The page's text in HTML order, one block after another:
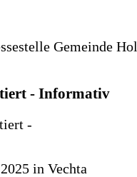
Gemeinde
- Informativ
in Vechta